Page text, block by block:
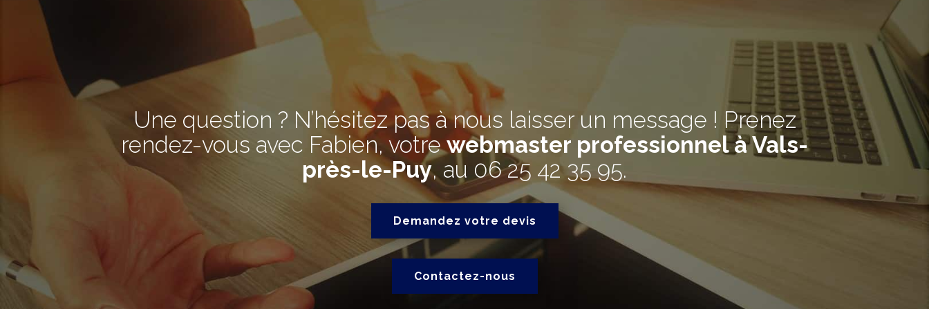
Une question ? N’hésitez pas à nous laisser un message ! Prenez
rendez-vous avec Fabien, votrewebmaster professionnel à Vals-
près-le-Puy, au 06 25 42 35 95.
Demandez votre devis
Contactez-nous